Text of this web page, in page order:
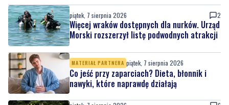
piątek, 7 sierpnia 2026 2
Więcej wraków dostępnych dla nurków. Urząd
Morski rozszerzył listę podwodnych atrakcji
MATERIAŁ PARTNERA piątek, 7 sierpnia 2026
Co jeść przy zaparciach? Dieta, błonnik i
nawyki, które naprawdę działają